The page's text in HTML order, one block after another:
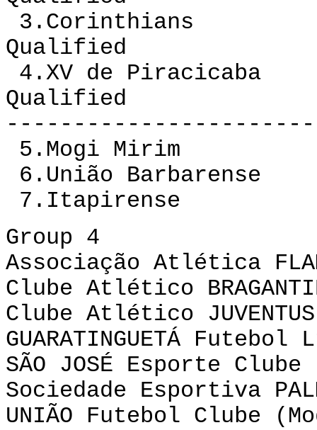
3.Corinthians
Qualified
4.XV de
Qualified
5.Mogi Mirim
6.União
7.Itapirense
Group 4
Associação Atlética
Clube Atlético
Clube Atlético
GUARATINGUETÁ
SÃO JOSÉ Esporte
Sociedade Esportiva
UNIÃO Futebol Clube